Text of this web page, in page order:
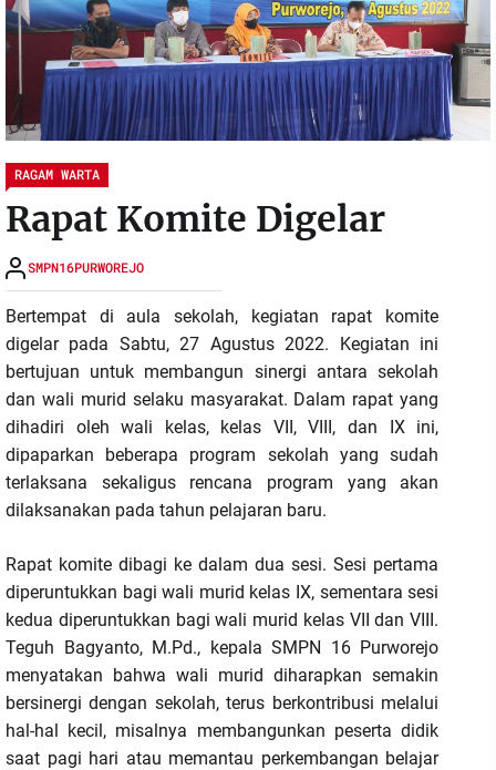
RAGAM WARTA
Rapat Komite Digelar
SMPN16PURWOREJO
Bertempat di aula sekolah, kegiatan rapat komite
digelar pada Sabtu, 27 Agustus 2022. Kegiatan ini
bertujuan untuk membangun sinergi antara sekolah
dan wali murid selaku masyarakat. Dalam rapat yang
dihadiri oleh wali kelas, kelas VII, VIII, dan IX ini,
dipaparkan beberapa program sekolah yang sudah
terlaksana sekaligus rencana program yang akan
dilaksanakan pada tahun pelajaran baru.
Rapat komite dibagi ke dalam dua sesi. Sesi pertama
diperuntukkan bagi wali murid kelas IX, sementara sesi
kedua diperuntukkan bagi wali murid kelas VII dan VIII.
Teguh Bagyanto, M.Pd., kepala SMPN 16 Purworejo
menyatakan bahwa wali murid diharapkan semakin
bersinergi dengan sekolah, terus berkontribusi melalui
hal-hal kecil, misalnya membangunkan peserta didik
saat pagi hari atau memantau perkembangan belajar